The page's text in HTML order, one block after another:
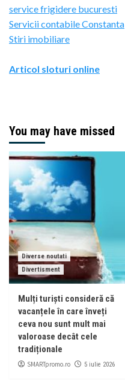
service frigidere bucuresti
Servicii contabile Constanta
Stiri imobiliare
Articol sloturi online
You may have missed
Diverse noutati
Divertisment
Mulți turiști consideră că
vacanțele în care înveți
ceva nou sunt mult mai
valoroase decât cele
tradiționale
SMARTpromo.ro 5 iulie 2026